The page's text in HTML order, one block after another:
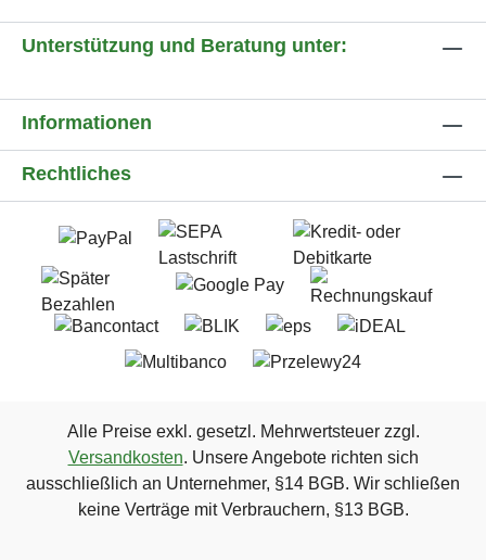
Unterstützung und Beratung unter:
Informationen
Rechtliches
Alle Preise exkl. gesetzl. Mehrwertsteuer zzgl.
Versandkosten. Unsere Angebote richten sich
ausschließlich an Unternehmer, §14 BGB. Wir schließen
keine Verträge mit Verbrauchern, §13 BGB.